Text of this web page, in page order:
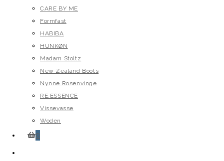
CARE BY ME
Formfast
HABIBA
HUNKØN
Madam Stoltz
New Zealand Boots
Nynne Rosenvinge
RE.ESSENCE
Vissevasse
Woden
0